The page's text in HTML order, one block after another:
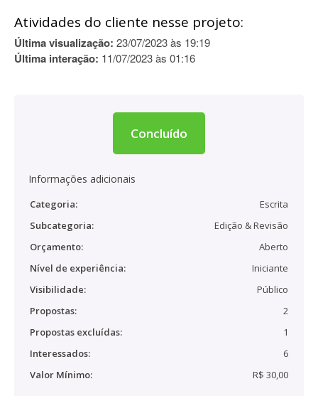
Atividades do cliente nesse projeto:
Última visualização: 23/07/2023 às 19:19
Última interação: 11/07/2023 às 01:16
Concluído
Informações adicionais
Categoria:
Escrita
Subcategoria:
Edição & Revisão
Orçamento:
Aberto
Nível de experiência:
Iniciante
Visibilidade:
Público
Propostas:
2
Propostas excluídas:
1
Interessados:
6
Valor Mínimo:
R$ 30,00